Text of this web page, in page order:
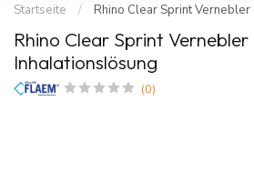
Startseite / Rhino Clear Sprint
Rhino Clear Sprint Vernebler
Inhalationslösung
(0)